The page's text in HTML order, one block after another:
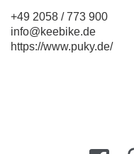
+49 2058 / 773 900
info@keebike.de
https://www.puky.de/